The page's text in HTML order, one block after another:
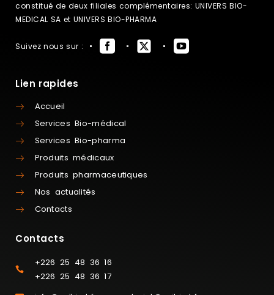
constitué de deux filiales complémentaires: UNIVERS BIO-
MEDICAL SA et UNIVERS BIO-PHARMA
Suivez nous sur :
Lien rapides
Accueil
Services Bio-médical
Services Bio-pharma
Produits médicaux
Produits pharmaceutiques
Nos actualités
Contacts
Contacts
+226 25 48 36 16
+226 25 48 36 17